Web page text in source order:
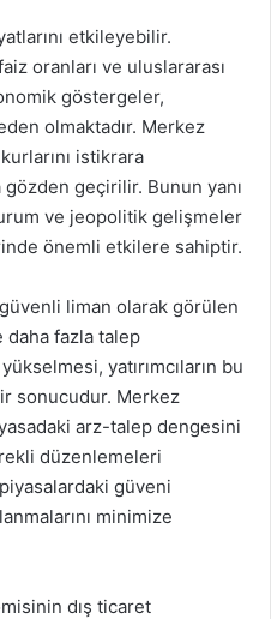
etkileyebilir.
oranları ve uluslararası
göstergeler,
olmaktadır. Merkez
istikrara
gözden geçirilir. Bunun yanı
ve jeopolitik gelişmeler
önemli etkilere sahiptir.
liman olarak görülen
fazla talep
yatırımcıların bu
sonucudur. Merkez
arz-talep dengesini
düzenlemeleri
güveni
minimize
dış ticaret